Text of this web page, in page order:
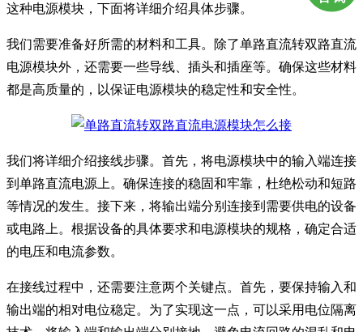
这种电源模块，下面将详细介绍具体步骤。
我们需要准备好所需的材料和工具。除了单路直流转双路直流
电源模块外，还需要一些导线、插头和插座等。确保这些材料
都是高质量的，以保证电源模块的稳定性和安全性。
我们将详细介绍接线步骤。首先，将电源模块中的输入端连接
到单路直流电源上。确保连接的稳固和牢靠，杜绝松动和短路
等情况的发生。接下来，将输出端分别连接到需要供电的设备
或电路上。根据设备的具体要求和电源模块的规格，确定合适
的电压和电流参数。
在接线过程中，还需要注意两个关键点。首先，要保持输入和
输出端的相对电位稳定。为了实现这一点，可以采用电位隔离